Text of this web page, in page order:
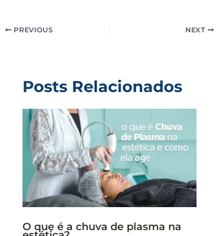
PREVIOUS NEXT
Posts Relacionados
O que é a chuva de plasma na